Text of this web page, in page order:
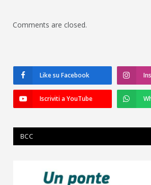
Comments are closed.
Like su Facebook
Iscriviti a YouTube
BCC